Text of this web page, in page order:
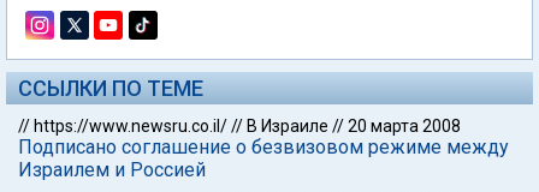
ССЫЛКИ ПО ТЕМЕ
// https://www.newsru.co.il/// В Израиле //20 марта 2008
Подписано соглашение о безвизовом режиме между
Израилем и Россией